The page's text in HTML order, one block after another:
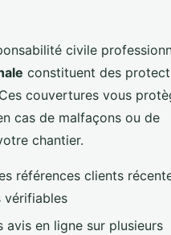
civile
constituent des
couvertures vous
cas de malfaçons ou de
chantier.
références clients
vérifiables
avis en ligne sur plusieurs